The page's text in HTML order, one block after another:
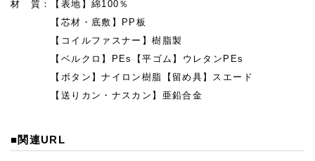
材 質：【表地】綿100％
【芯材・底敷】PP板
【コイルファスナー】樹脂製
【ベルクロ】PEs【平ゴム】ウレタンPEs
【ボタン】ナイロン樹脂【留め具】スエード
【送りカン・ナスカン】亜鉛合金
■関連URL